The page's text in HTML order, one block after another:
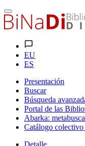
EU
ES
Presentación
Buscar
Búsqueda
Portal de las
Abarka:
Catálogo
Detalle